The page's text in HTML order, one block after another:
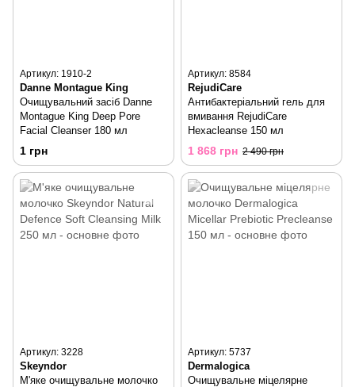
Артикул: 1910-2
Danne Montague King
Очищувальний засіб Danne
Montague King Deep Pore
Facial Cleanser 180 мл
1 грн
Артикул: 8584
RejudiCare
Антибактеріальний гель для
вмивання RejudiCare
Hexacleanse 150 мл
1 868 грн 2 490 грн
Артикул: 3228
Skeyndor
М'яке очищувальне молочко
Артикул: 5737
Dermalogica
Очищувальне міцелярне